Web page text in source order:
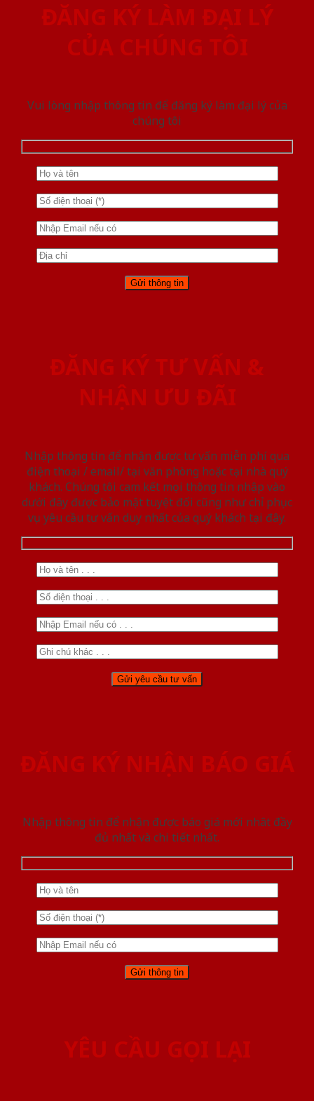
ĐĂNG KÝ LÀM ĐẠI LÝ
CỦA CHÚNG TÔI
Vui lòng nhập thông tin để đăng ký làm đại lý của
chúng tôi
ĐĂNG KÝ TƯ VẤN &
NHẬN ƯU ĐÃI
Nhập thông tin để nhận được tư vấn miễn phí qua
điện thoại / email/ tại văn phòng hoặc tại nhà quý
khách. Chúng tôi cam kết mọi thông tin nhập vào
dưới đây được bảo mật tuyệt đối cũng như chỉ phục
vụ yêu cầu tư vấn duy nhất của quý khách tại đây.
ĐĂNG KÝ NHẬN BÁO GIÁ
Nhập thông tin để nhận được báo giá mới nhât đầy
đủ nhất và chi tiết nhất.
YÊU CẦU GỌI LẠI